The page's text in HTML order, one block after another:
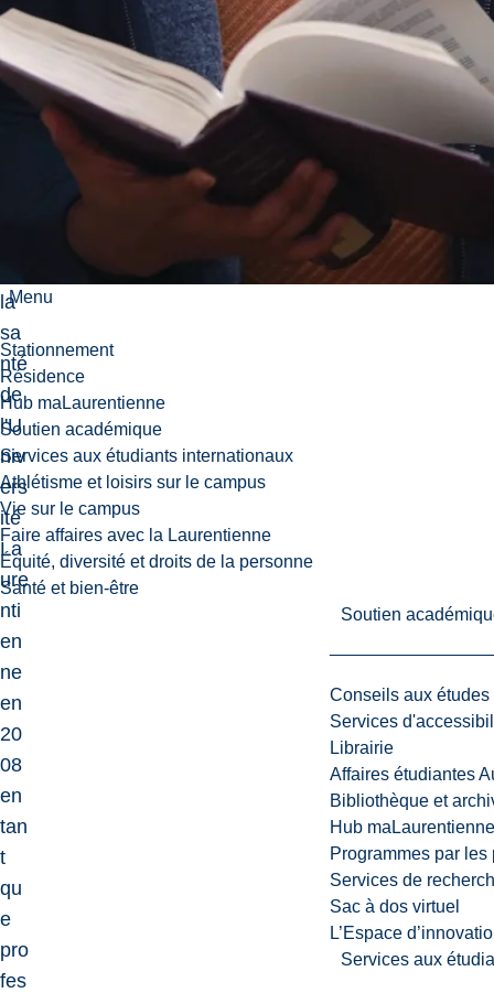
Menu
Stationnement
Résidence
Hub maLaurentienne
Soutien académique
Services aux étudiants internationaux
Athlétisme et loisirs sur le campus
Vie sur le campus
Faire affaires avec la Laurentienne
Équité, diversité et droits de la personne
Santé et bien-être
Soutien
Conseils aux études
Services
Librairie
Affaires étudiantes
Bibliothèque et
Hub maLaurentienne
Programmes par les
Services de
Sac à dos virtuel
L’Espace
Services aux
gie
et
de
la
sa
nté
de
l'U
niv
ers
ité
La
ure
nti
en
ne
en
20
08
en
tan
t
qu
e
pro
fes